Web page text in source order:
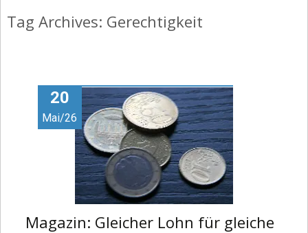
Nachrichten, Texte, Podcast, O-Töne,
Video
Tag Archives: Gerechtigkeit
20
Mai/26
Magazin: Gleicher Lohn für gleiche